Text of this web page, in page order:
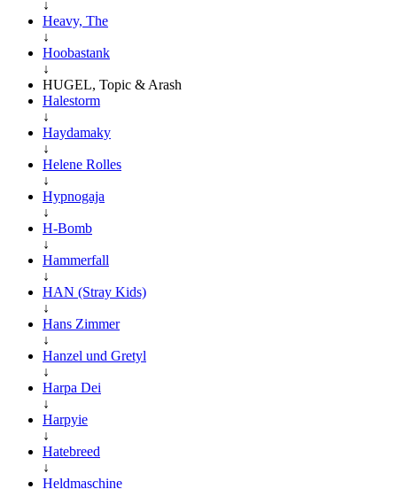
↓
Heavy, The
↓
Hoobastank
↓
HUGEL, Topic & Arash
Halestorm
↓
Haydamaky
↓
Helene Rolles
↓
Hypnogaja
↓
H-Bomb
↓
Hammerfall
↓
HAN (Stray Kids)
↓
Hans Zimmer
↓
Hanzel und Gretyl
↓
Harpa Dei
↓
Harpyie
↓
Hatebreed
↓
Heldmaschine